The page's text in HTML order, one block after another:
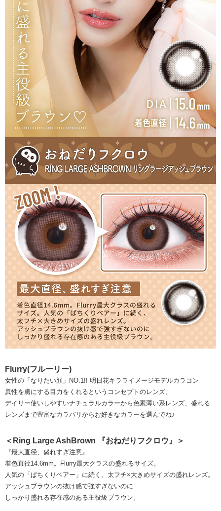
Flurry(フルーリー)
女性の「なりたい顔」NO.1!! 明日花キラライメージモデルカラコン
異性を虜にする目力をくれるというコンセプトのレンズ。
デイリー使いしやすいナチュラルカラーから色素薄い系レンズ、盛れる
レンズまで豊富なカラバリからお好きなカラーを選んでね♪
＜Ring Large AshBrown 『おねだりフクロウ』＞
『最大直径、盛れすぎ注意』
着色直径14.6mm。Flurry最大クラスの盛れるサイズ。
人気の「ぱちくりベアー」に続く、太フチ×大きめサイズの盛れレンズ。
アッシュブラウンの抜け感で強すぎないのに
しっかり盛れる存在感のある主役級ブラウン。